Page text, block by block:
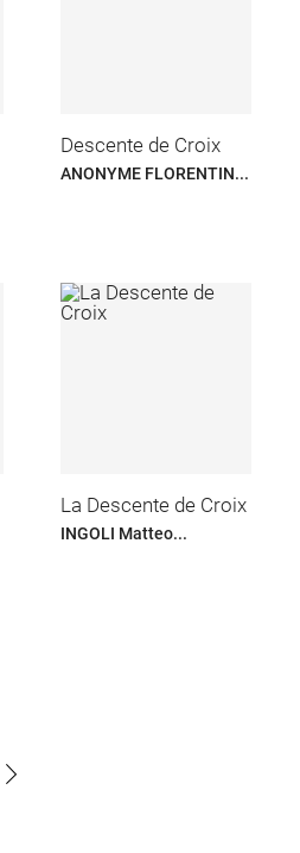
Descente de Croix
ANONYME FLORENTIN...
La Descente de Croix
INGOLI Matteo...